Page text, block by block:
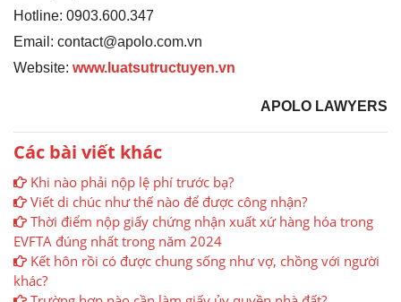
Hotline: 0903.600.347
Email: contact@apolo.com.vn
Website: www.luatsutructuyen.vn
APOLO LAWYERS
Các bài viết khác
Khi nào phải nộp lệ phí trước bạ?
Viết di chúc như thế nào để được công nhận?
Thời điểm nộp giấy chứng nhận xuất xứ hàng hóa trong
EVFTA đúng nhất trong năm 2024
Kết hôn rồi có được chung sống như vợ, chồng với người
khác?